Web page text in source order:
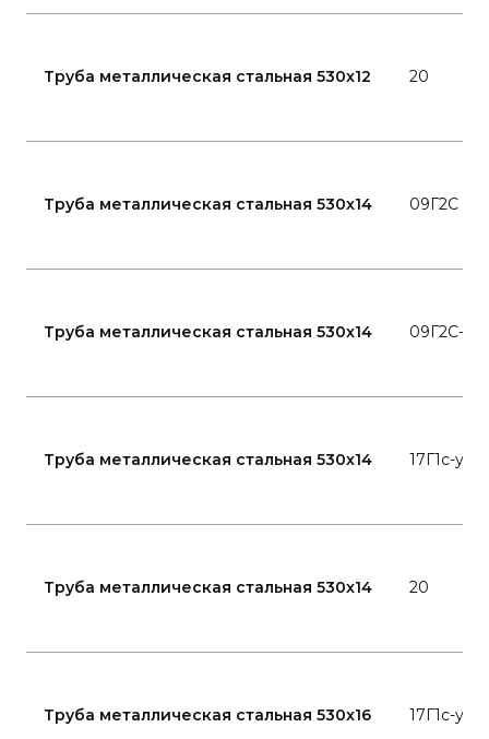
Труба металлическая стальная 530x12 20
Труба металлическая стальная 530x14 09Г2С
Труба металлическая стальная 530x14 09Г2С-15
Труба металлическая стальная 530x14 17Г1с-у
Труба металлическая стальная 530x14 20
Труба металлическая стальная 530x16 17Г1с-у